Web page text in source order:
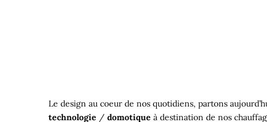
Le design au coeur de nos quotidiens, partons
technologie / domotique à destination de nos